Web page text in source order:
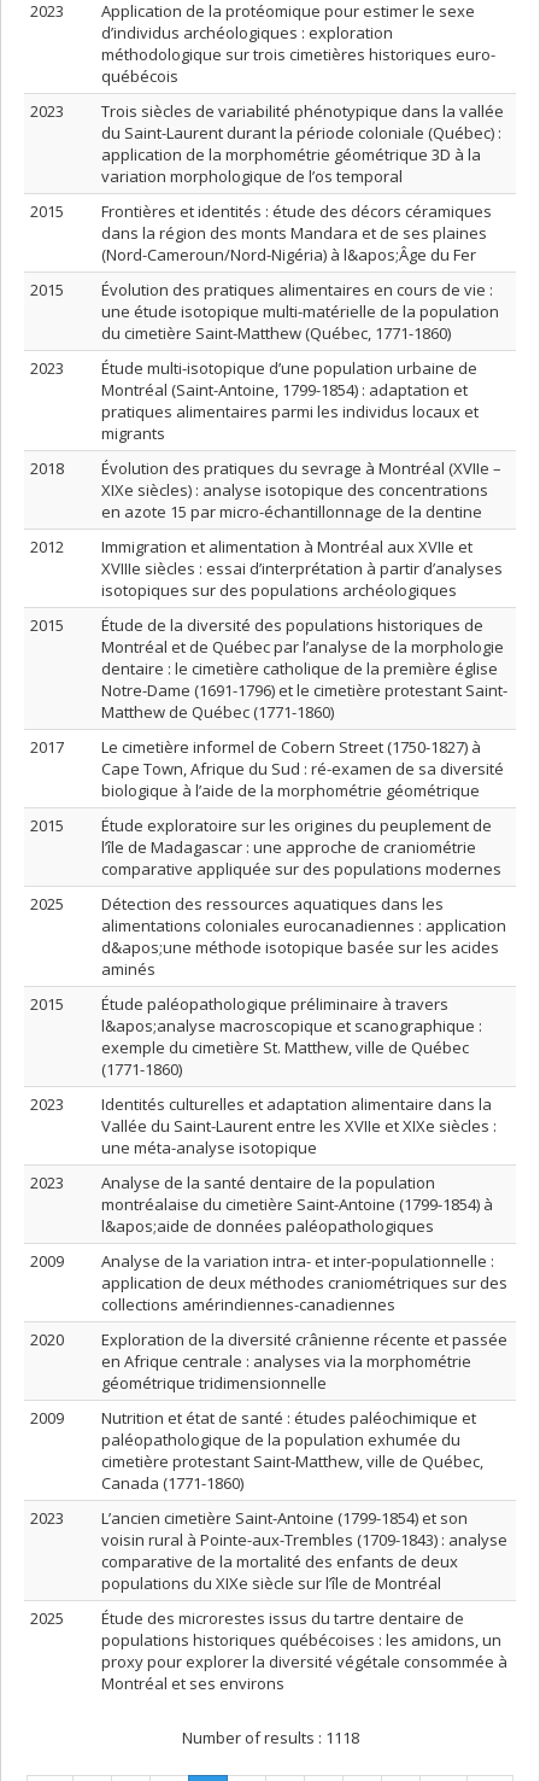
2023
Application de la protéomique pour estimer le sexe
d’individus archéologiques : exploration
méthodologique sur trois cimetières historiques euro-
québécois
2023
Trois siècles de variabilité phénotypique dans la vallée
du Saint-Laurent durant la période coloniale (Québec) :
application de la morphométrie géométrique 3D à la
variation morphologique de l’os temporal
2015
Frontières et identités : étude des décors céramiques
dans la région des monts Mandara et de ses plaines
(Nord-Cameroun/Nord-Nigéria) à l&apos;Âge du Fer
2015
Évolution des pratiques alimentaires en cours de vie :
une étude isotopique multi-matérielle de la population
du cimetière Saint-Matthew (Québec, 1771-1860)
2023
Étude multi-isotopique d’une population urbaine de
Montréal (Saint-Antoine, 1799-1854) : adaptation et
pratiques alimentaires parmi les individus locaux et
migrants
2018
Évolution des pratiques du sevrage à Montréal (XVIIe –
XIXe siècles) : analyse isotopique des concentrations
en azote 15 par micro-échantillonnage de la dentine
2012
Immigration et alimentation à Montréal aux XVIIe et
XVIIIe siècles : essai d’interprétation à partir d’analyses
isotopiques sur des populations archéologiques
2015
Étude de la diversité des populations historiques de
Montréal et de Québec par l’analyse de la morphologie
dentaire : le cimetière catholique de la première église
Notre-Dame (1691-1796) et le cimetière protestant Saint-
Matthew de Québec (1771-1860)
2017
Le cimetière informel de Cobern Street (1750-1827) à
Cape Town, Afrique du Sud : ré-examen de sa diversité
biologique à l’aide de la morphométrie géométrique
2015
Étude exploratoire sur les origines du peuplement de
l’île de Madagascar : une approche de craniométrie
comparative appliquée sur des populations modernes
2025
Détection des ressources aquatiques dans les
alimentations coloniales eurocanadiennes : application
d&apos;une méthode isotopique basée sur les acides
aminés
2015
Étude paléopathologique préliminaire à travers
l&apos;analyse macroscopique et scanographique :
exemple du cimetière St. Matthew, ville de Québec
(1771-1860)
2023
Identités culturelles et adaptation alimentaire dans la
Vallée du Saint-Laurent entre les XVIIe et XIXe siècles :
une méta-analyse isotopique
2023
Analyse de la santé dentaire de la population
montréalaise du cimetière Saint-Antoine (1799-1854) à
l&apos;aide de données paléopathologiques
2009
Analyse de la variation intra- et inter-populationnelle :
application de deux méthodes craniométriques sur des
collections amérindiennes-canadiennes
2020
Exploration de la diversité crânienne récente et passée
en Afrique centrale : analyses via la morphométrie
géométrique tridimensionnelle
2009
Nutrition et état de santé : études paléochimique et
paléopathologique de la population exhumée du
cimetière protestant Saint-Matthew, ville de Québec,
Canada (1771-1860)
2023
L’ancien cimetière Saint-Antoine (1799-1854) et son
voisin rural à Pointe-aux-Trembles (1709-1843) : analyse
comparative de la mortalité des enfants de deux
populations du XIXe siècle sur l’île de Montréal
2025
Étude des microrestes issus du tartre dentaire de
populations historiques québécoises : les amidons, un
proxy pour explorer la diversité végétale consommée à
Montréal et ses environs
Number of results : 1118